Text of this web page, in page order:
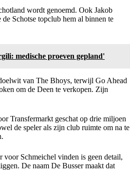
wordt genoemd. Ook Jakob
Schotse topclub hem al binnen te
medische proeven gepland'
van The Bhoys, terwijl Go Ahead
om de Deen te verkopen. Zijn
Transfermarkt geschat op drie miljoen
de speler als zijn club ruimte om na te
Schmeichel vinden is geen detail,
De naam De Busser maakt dat